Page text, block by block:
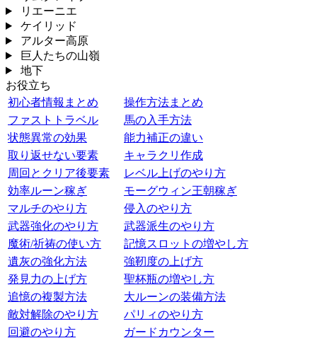
リエーニエ
ケイリッド
アルター高原
巨人たちの山嶺
地下
お役立ち
初心者情報まとめ
操作方法まとめ
ファストトラベル
馬の入手方法
状態異常の効果
能力補正の違い
取り返せない要素
キャラクリ作成
周回とクリア後要素
レベル上げのやり方
効率ルーン稼ぎ
モーグウィン王朝稼ぎ
マルチのやり方
侵入のやり方
武器強化のやり方
武器派生のやり方
魔術/祈祷の使い方
記憶スロットの増やし方
遺灰の強化方法
強靭度の上げ方
発見力の上げ方
聖杯瓶の増やし方
追憶の複製方法
大ルーンの装備方法
敵対解除のやり方
パリィのやり方
回避のやり方
ガードカウンター